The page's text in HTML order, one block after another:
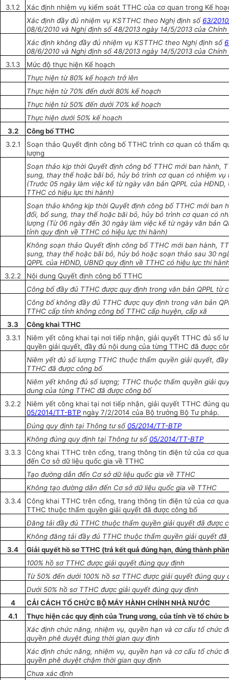
3.1.2
Xác định nhiệm vụ kiểm soát TTHC của cơ quan trong Kế
Xác định đầy đủ nhiệm vụ KSTTHC theo Nghị định số 63/
08/6/2010 và Nghị định số48/2013 ngày 14/5/2013 của Chính
Xác định không đầy đủ nhiệm vụ KSTTHC theo Nghị định số
08/6/2010 và Nghị định số 48/2013 ngày 14/5/2013 của Chính
3.1.3
Mức độ thực hiện Kế hoạch
Thực hiện từ 80% kếhoạch trởlên
Thực hiện từ 70% đến dưới 80% kế hoạch
Thực hiện từ 50% đến dưới 70% kế hoạch
Thực hiện dưới 50% kế hoạch
3.2
Công bố TTHC
3.2.1
Soạn thảo Quyết định công bố TTHC trình cơ quan có thẩm
lượng
Soạn thảo kịp thời Quyết định công bố TTHC mới ban hành,
sung, thay thếhoặc bãi bỏ, hủy bỏ trình cơ quan có nhiệm
(Trước 05 ngày làm việc kể từ ngày văn bản QPPL của
TTHC có hiệu lực thi hành)
Soạn thảo không kịp thời Quyết định công bố TTHC mới ban
đổi, bổ sung, thay thế hoặc bãi bỏ, hủy bỏ trình cơ quan có
lượng (Từ 06 ngày đến 30 ngày làm việc kể từ ngày văn bản
tỉnh quy định về TTHC có hiệu lực thi hành)
Không soạn thảo Quyết định công bố TTHC mới ban hành,
sung, thay thế hoặc bãi bỏ, hủy bỏ hoặc soạn thảo sau 30
QPPL của HĐND, UBND quy định về TTHC có hiệu lực thi
3.2.2
Nội dung Quyết định công bố TTHC
Công bố đầyđủ TTHC được quy định trong văn bản QPPL từ
Công bố không đầy đủ TTHC được quy định trong văn bản
TTHC cấp tỉnh không công bố TTHC cấp huyện, cấp xã
3.3
Công khai TTHC
3.3.1
Niêm yết công khai tại nơi tiếp nhận, giải quyết TTHC đủ số
quyền giải quyết, đầy đủ nội dung của từng TTHC đã được
Niêm yết đủ số lượng TTHC thuộc thẩm quyền giải quyết,
TTHC đã được công bố
Niêm yết không đủ số lượng; TTHC thuộc thẩm quyền giải
dung của từng TTHC đã được công bố
3.2.2
Niêm yết công khai tại nơi tiếp nhận, giải quyết TTHC đúng
05/2014/TT-BTP ngày 7/2/2014 của Bộ trưởng Bộ Tư pháp.
Đúng quy định tại Thông tư số 05/2014/TT-BTP
Không đúng quy định tại Thông tư số 05/2014/TT-BTP
3.3.3
Công khai TTHC trêncổng, trang thông tin điện tử của cơ
đến Cơ sở dữ liệu quốc gia về TTHC
Tạo đường dẫn đến Cơ sở dữ liệu quốc gia về TTHC
Không tạo đường dẫn đến Cơ sở dữ liệu quốc gia về TTHC
3.3.4
Công khai TTHC trêncổng, trang thông tin điện tử của cơ
TTHC thuộc thẩm quyền giải quyết đã được công bố
Đăng tải đầy đủ TTHC thuộc thẩm quyền giải quyết đã được
Không đăng tải đầy đủ TTHC thuộc thẩm quyền giải quyết
3.4
Giải quyết hồ sơ TTHC (trả kết quả đúng hạn, đúng thành
100% hồ sơ TTHC được giải quyết đúng quy định
Từ 50% đến dưới 100% hồ sơ TTHC được giải quyết đúng quy
Dưới 50% hồ sơ TTHC được giải quyết đúng quy định
4
CẢI CÁCH TỔ CHỨC BỘ MÁY HÀNH CHÍNH NHÀ NƯỚC
4.1
Thực hiện các quy định của Trung ương, của tỉnh về tổ chức
Xác định chức năng, nhiệm vụ, quyền hạn và cơ cấu tổ chức
quyền phê duyệt đúng thời gian quy định
Xác định chức năng, nhiệm vụ, quyền hạn và cơ cấu tổ chức
quyền phê duyệt chậm thời gian quy định
Chưa xác định